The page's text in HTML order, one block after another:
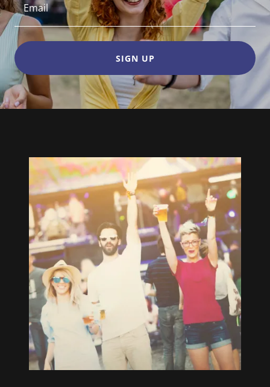
Email
SIGN UP